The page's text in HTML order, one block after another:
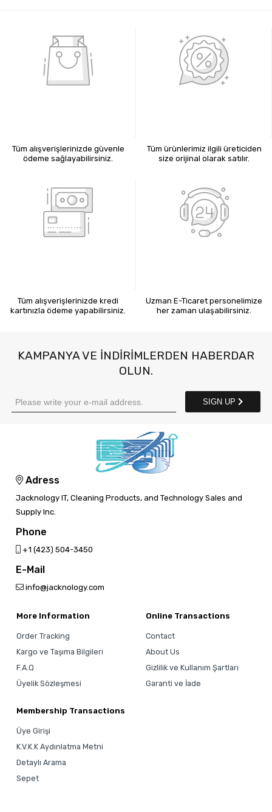
Tüm alışverişlerinizde güvenle
ödeme sağlayabilirsiniz.
Tüm ürünlerimiz ilgili üreticiden
size orijinal olarak satılır.
Tüm alışverişlerinizde kredi
kartınızla ödeme yapabilirsiniz.
Uzman E-Ticaret personelimize
her zaman ulaşabilirsiniz.
KAMPANYA VE INDIRIMLERDEN HABERDAR
OLUN.
SIGN UP
Adress
Jacknology IT, Cleaning Products, and Technology Sales and
Supply Inc.
Phone
‎+1 (423) 504-3450
E-Mail
info@jacknology.com
More Information
Order Tracking
Kargo ve Taşıma Bilgileri
F.A.Q
Üyelik Sözleşmesi
Online Transactions
Contact
About Us
Gizlilik ve Kullanım Şartları
Garanti ve İade
Membership Transactions
Üye Girişi
K.V.K.K Aydınlatma Metni
Detaylı Arama
Sepet